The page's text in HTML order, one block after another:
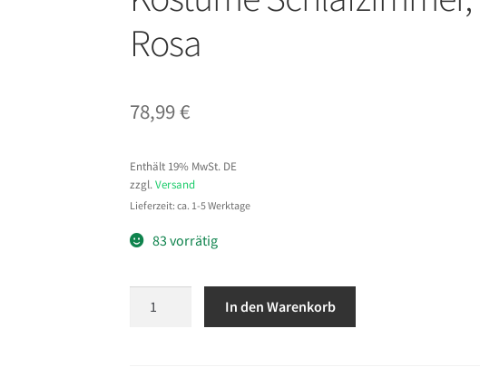
Rosa
78,99€
Enthält 19% MwSt. DE
zzgl.Versand
Lieferzeit: ca. 1-5 Werktage
83 vorrätig
In den Warenkorb